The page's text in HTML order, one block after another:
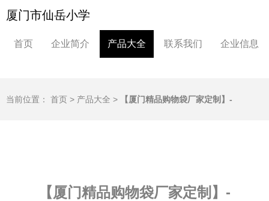
厦门市仙岳小学
首页 企业简介 产品大全 联系我们 企业信息
当前位置： 首页 > 产品大全 > 【厦门精品购物袋厂家定制】-
【厦门精品购物袋厂家定制】-